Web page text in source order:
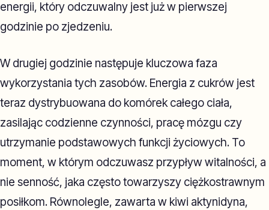
energii, który odczuwalny jest już w pierwszej
godzinie po zjedzeniu.
W drugiej godzinie następuje kluczowa faza
wykorzystania tych zasobów. Energia z cukrów jest
teraz dystrybuowana do komórek całego ciała,
zasilając codzienne czynności, pracę mózgu czy
utrzymanie podstawowych funkcji życiowych. To
moment, w którym odczuwasz przypływ witalności, a
nie senność, jaka często towarzyszy ciężkostrawnym
posiłkom. Równolegle, zawarta w kiwi aktynidyna,